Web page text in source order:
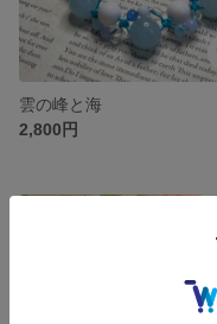
雲の峰と海
2,800円